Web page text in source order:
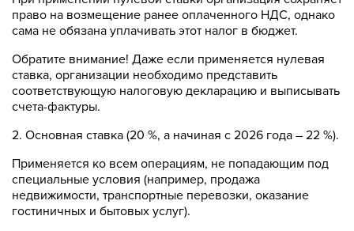
право на возмещение ранее оплаченного НДС, однако
сама не обязана уплачивать этот налог в бюджет.
Обратите внимание! Даже если применяется нулевая
ставка, организации необходимо представить
соответствующую налоговую декларацию и выписывать
счета-фактуры.
2. Основная ставка (20 %, а начиная с 2026 года – 22 %).
Применяется ко всем операциям, не попадающим под
специальные условия (например, продажа
недвижимости, транспортные перевозки, оказание
гостиничных и бытовых услуг).